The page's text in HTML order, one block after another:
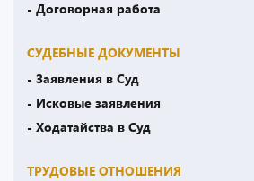
- Договорная работа
СУДЕБНЫЕ ДОКУМЕНТЫ
- Заявления в Суд
- Исковые заявления
- Ходатайства в Суд
ТРУДОВЫЕ ОТНОШЕНИЯ